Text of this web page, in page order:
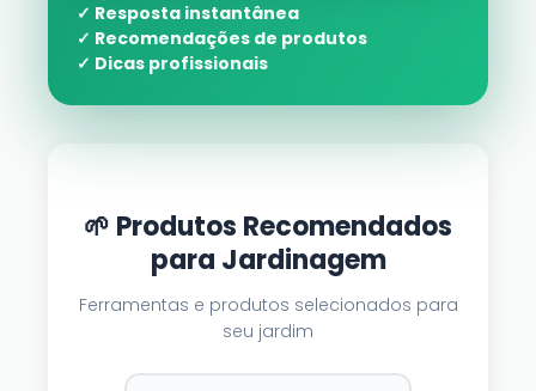
✓ Resposta instantânea
✓ Recomendações de produtos
✓ Dicas profissionais
🌱 Produtos Recomendados
para Jardinagem
Ferramentas e produtos selecionados para
seu jardim